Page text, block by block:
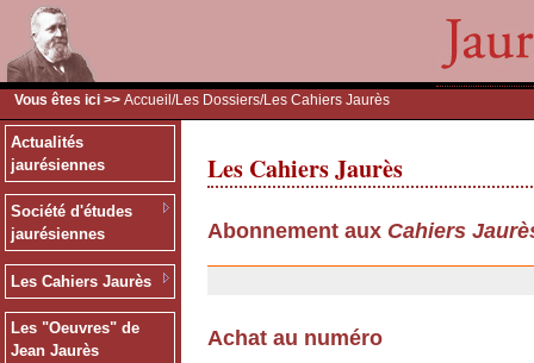
Vous êtes ici >> Accueil /Les Dossiers/Les Cahiers Jaurès
Actualités
jaurésiennes
Société d'études
jaurésiennes
Les Cahiers Jaurès
Les "Oeuvres" de
Jean Jaurès
Les Cahiers Jaurès
Abonnement aux Cahiers
Achat au numéro